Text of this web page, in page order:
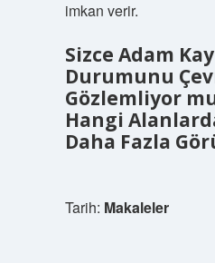
imkan verir.
Sizce Adam
Durumunu
Gözlemliyor
Hangi
Daha Fazla
Tarih: Makaleler